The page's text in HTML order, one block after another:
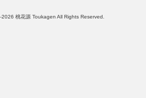
桃花源 Toukagen All Rights Reserved.